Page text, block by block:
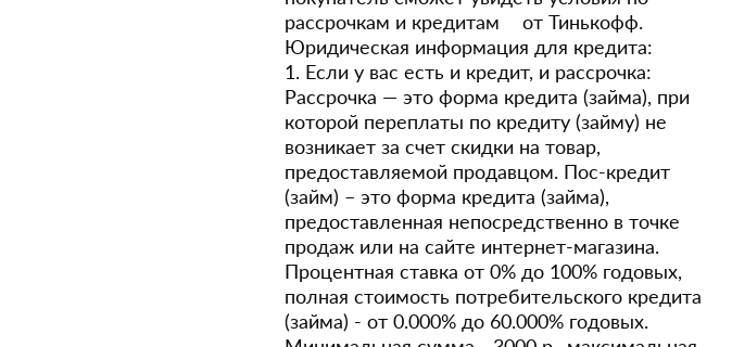
рассрочкам и кредитам от Тинькофф.
Юридическая информация для кредита:
1. Если у вас есть и кредит, и рассрочка:
Рассрочка — это форма кредита (займа), при
которой переплаты по кредиту (займу) не
возникает за счет скидки на товар,
предоставляемой продавцом. Пос-кредит
(займ) – это форма кредита (займа),
предоставленная непосредственно в точке
продаж или на сайте интернет-магазина.
Процентная ставка от 0% до 100% годовых,
полная стоимость потребительского кредита
(займа) - от 0.000% до 60.000% годовых.